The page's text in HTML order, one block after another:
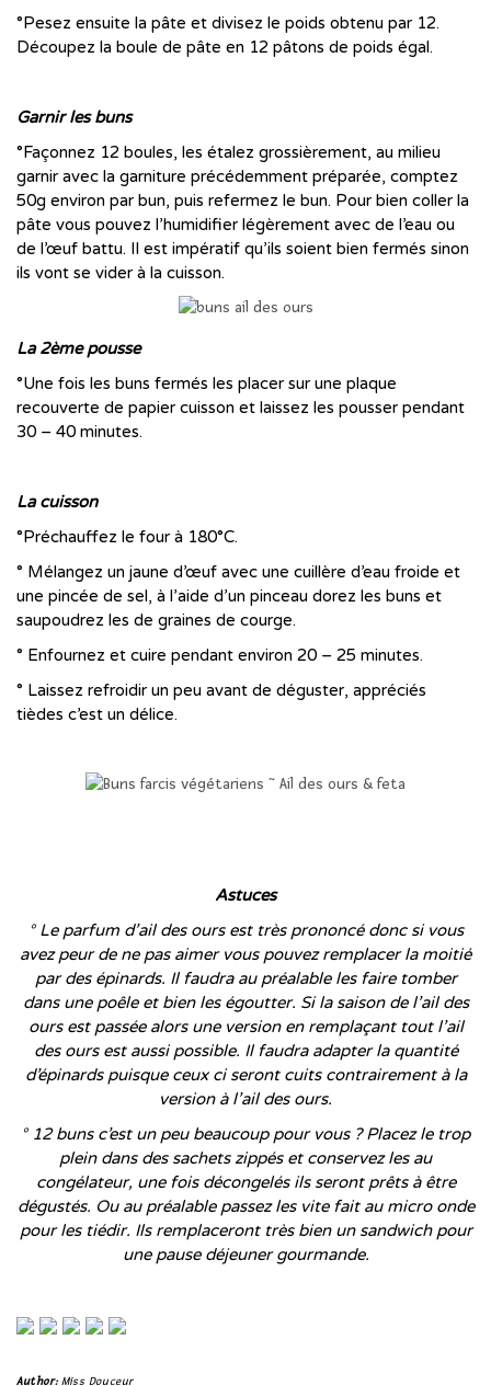
°Pesez ensuite la pâte et divisez le poids obtenu par 12.
Découpez la boule de pâte en 12 pâtons de poids égal.
Garnir les buns
°Façonnez 12 boules, les étalez grossièrement, au milieu
garnir avec la garniture précédemment préparée, comptez
50g environ par bun, puis refermez le bun. Pour bien coller la
pâte vous pouvez l’humidifier légèrement avec de l’eau ou
de l’œuf battu. Il est impératif qu’ils soient bien fermés sinon
ils vont se vider à la cuisson.
La 2ème pousse
°Une fois les buns fermés les placer sur une plaque
recouverte de papier cuisson et laissez les pousser pendant
30 – 40 minutes.
La cuisson
°Préchauffez le four à 180°C.
° Mélangez un jaune d’œuf avec une cuillère d’eau froide et
une pincée de sel, à l’aide d’un pinceau dorez les buns et
saupoudrez les de graines de courge.
° Enfournez et cuire pendant environ 20 – 25 minutes.
° Laissez refroidir un peu avant de déguster, appréciés
tièdes c’est un délice.
Astuces
° Le parfum d’ail des ours est très prononcé donc si vous
avez peur de ne pas aimer vous pouvez remplacer la moitié
par des épinards. Il faudra au préalable les faire tomber
dans une poêle et bien les égoutter. Si la saison de l’ail des
ours est passée alors une version en remplaçant tout l’ail
des ours est aussi possible. Il faudra adapter la quantité
d’épinards puisque ceux ci seront cuits contrairement à la
version à l’ail des ours.
° 12 buns c’est un peu beaucoup pour vous ? Placez le trop
plein dans des sachets zippés et conservez les au
congélateur, une fois décongelés ils seront prêts à être
dégustés. Ou au préalable passez les vite fait au micro onde
pour les tiédir. Ils remplaceront très bien un sandwich pour
une pause déjeuner gourmande.
Author: Miss Douceur